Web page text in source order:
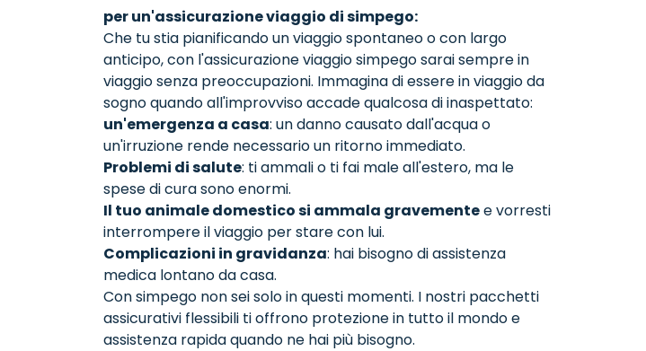
per un'assicurazione viaggio di simpego:
Che tu stia pianificando un viaggio spontaneo o con largo
anticipo, con l'assicurazione viaggio simpego sarai sempre in
viaggio senza preoccupazioni. Immagina di essere in viaggio da
sogno quando all'improvviso accade qualcosa di inaspettato:
un'emergenza a casa: un danno causato dall'acqua o
un'irruzione rende necessario un ritorno immediato.
Problemi di salute: ti ammali o ti fai male all'estero, ma le
spese di cura sono enormi.
Il tuo animale domestico si ammala gravementee vorresti
interrompere il viaggio per stare con lui.
Complicazioni in gravidanza: hai bisogno di assistenza
medica lontano da casa.
Con simpego non sei solo in questi momenti. I nostri pacchetti
assicurativi flessibili ti offrono protezione in tutto il mondo e
assistenza rapida quando ne hai più bisogno.